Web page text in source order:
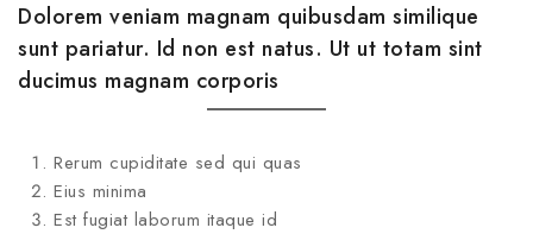
Dolorem veniam magnam quibusdam similique
sunt pariatur. Id non est natus. Ut ut totam sint
ducimus magnam corporis
Rerum cupiditate sed qui quas
Eius minima
Est fugiat laborum itaque id